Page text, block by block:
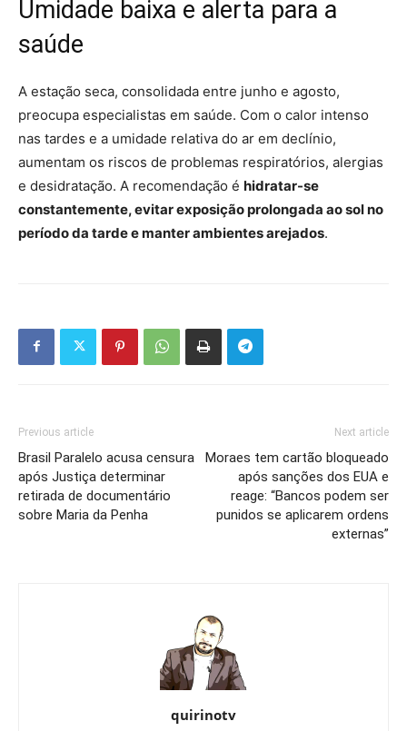
Umidade baixa e alerta para a
saúde
A estação seca, consolidada entre junho e agosto,
preocupa especialistas em saúde. Com o calor intenso
nas tardes e a umidade relativa do ar em declínio,
aumentam os riscos de problemas respiratórios, alergias
e desidratação. A recomendação é hidratar-se
constantemente, evitar exposição prolongada ao sol no
período da tarde e manter ambientes arejados.
Previous article
Brasil Paralelo acusa censura
após Justiça determinar
retirada de documentário
sobre Maria da Penha
Next article
Moraes tem cartão bloqueado
após sanções dos EUA e
reage: “Bancos podem ser
punidos se aplicarem ordens
externas”
quirinotv